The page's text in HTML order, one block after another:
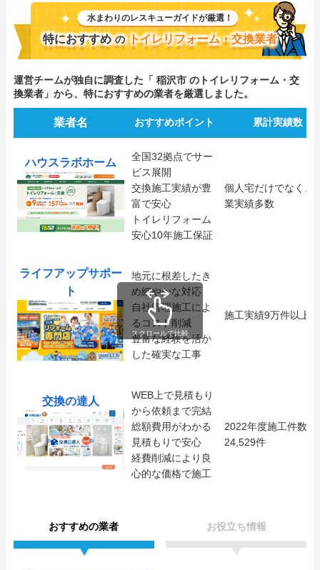
水まわりのレスキューガイドが厳選！
特におすすめ の トイレリフォーム・交換業者
運営チームが独自に調査した「 稲沢市 のトイレリフォーム・交
換業者」から、特におすすめの業者を厳選しました。
業者名 おすすめポイント 累計実績数
ハウスラボホーム
全国32拠点でサー
ビス展開
交換施工実績が豊
富で安心
トイレリフォーム
安心10年施工保証
個人宅だけでなく、
業実績多数
ライフアップサポー
ト
地元に根差したき
め細やかな対応
自社管理施工によ
るコスト削減
豊富な経験を活か
した確実な工事
施工実績9万件以上
交換の達人
WEB上で見積もり
から依頼まで完結
総額費用がわかる
見積もりで安心
経費削減により良
心的な価格で施工
2022年度施工件数
24,529件
スクロールで比較
おすすめの業者 お役立ち情報